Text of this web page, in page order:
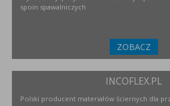
spoin spawalniczych
ZOBACZ
INCOFLEX.PL
Polski producent materiałów ściernych dla